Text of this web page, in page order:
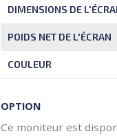
DIMENSIONS DE
POIDS NET DE L'ÉCRAN
COULEUR
OPTION
Ce moniteur est